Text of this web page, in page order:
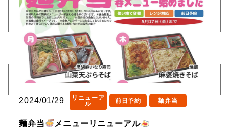
2024/01/29
リニューア
ル
前日予約 麺弁当
麺弁当 メニューリニューアル